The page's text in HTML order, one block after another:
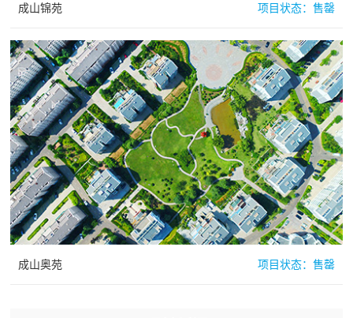
成山锦苑 项目状态： 售罄
成山奥苑 项目状态： 售罄